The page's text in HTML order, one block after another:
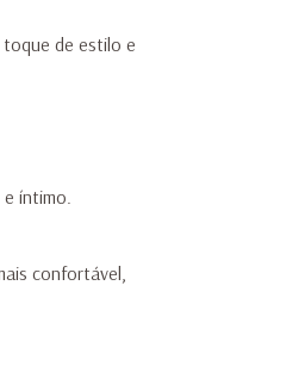
toque de estilo e
íntimo.
confortável,